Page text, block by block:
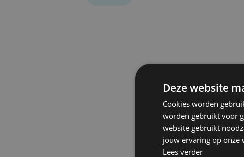
Deze website
Cookies worden
worden gebruikt voor
website gebruikt
jouw ervaring op onze
Lees verder